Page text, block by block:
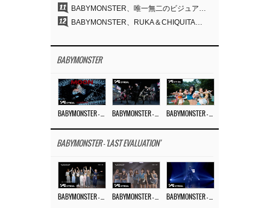
11 BABYMONSTER、唯一無二のビジュアルと圧倒的な表現力…『MOON』
12 BABYMONSTER、RUKA＆CHIQUITAの「MOON」ビジュアルを公開…洗練されたカリスマ性・ユニークなビジュアル
BABYMONSTER
BABYMONSTER - 'LAST EVALUATION'